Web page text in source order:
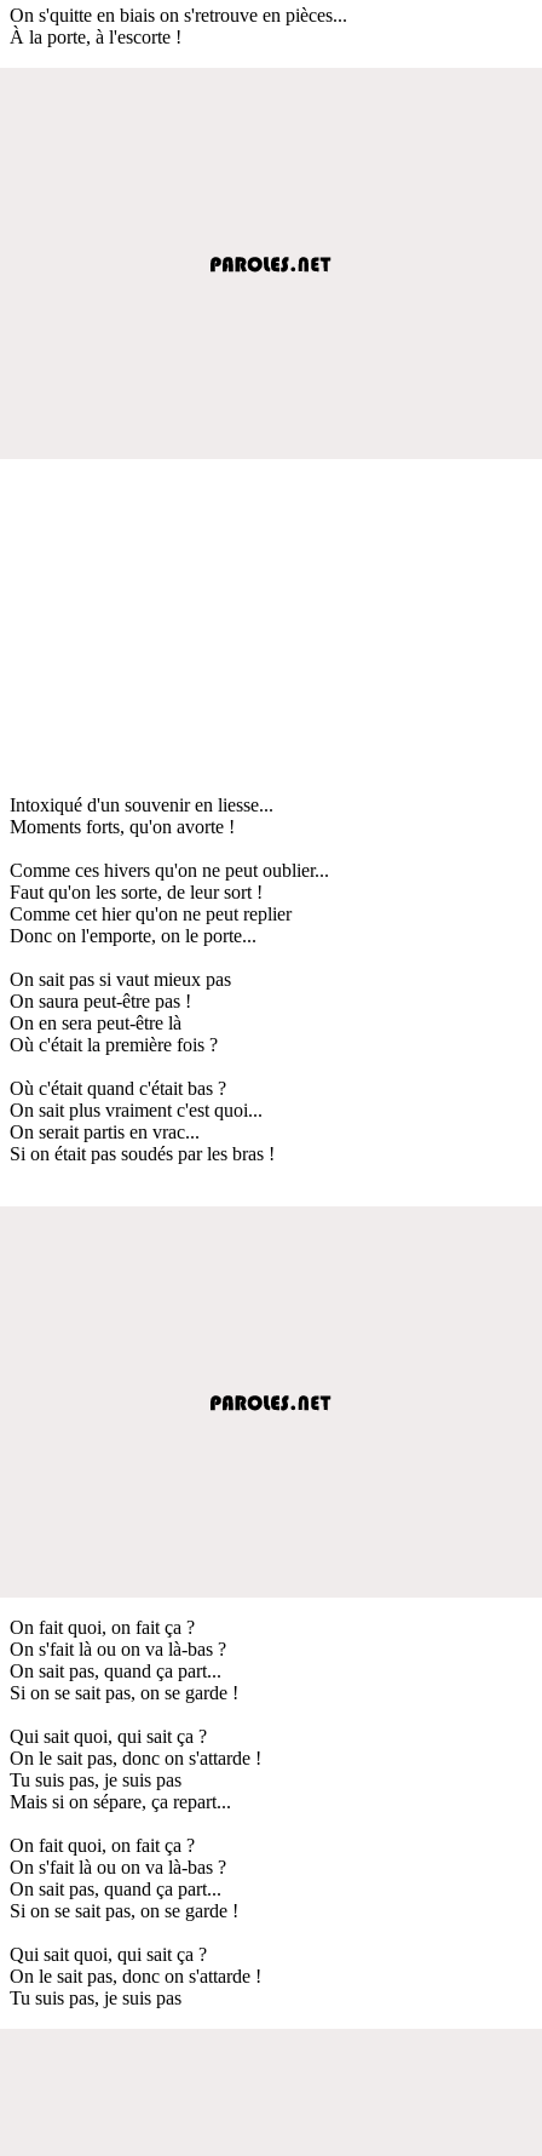
On s'quitte en biais on s'retrouve en pièces...
À la porte, à l'escorte !
Intoxiqué d'un souvenir en liesse...
Moments forts, qu'on avorte !
Comme ces hivers qu'on ne peut oublier...
Faut qu'on les sorte, de leur sort !
Comme cet hier qu'on ne peut replier
Donc on l'emporte, on le porte...
On sait pas si vaut mieux pas
On saura peut-être pas !
On en sera peut-être là
Où c'était la première fois ?
Où c'était quand c'était bas ?
On sait plus vraiment c'est quoi...
On serait partis en vrac...
Si on était pas soudés par les bras !
On fait quoi, on fait ça ?
On s'fait là ou on va là-bas ?
On sait pas, quand ça part...
Si on se sait pas, on se garde !
Qui sait quoi, qui sait ça ?
On le sait pas, donc on s'attarde !
Tu suis pas, je suis pas
Mais si on sépare, ça repart...
On fait quoi, on fait ça ?
On s'fait là ou on va là-bas ?
On sait pas, quand ça part...
Si on se sait pas, on se garde !
Qui sait quoi, qui sait ça ?
On le sait pas, donc on s'attarde !
Tu suis pas, je suis pas